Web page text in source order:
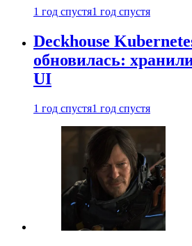
1 год спустя1 год спустя
Deckhouse
обновилась:
UI
1 год спустя1 год спустя